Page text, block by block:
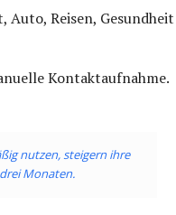
Reisen, Gesundheit
Kontaktaufnahme.
nutzen, steigern ihre
Monaten.